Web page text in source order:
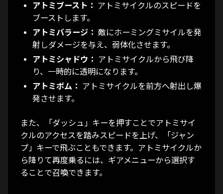
アトミブースト： アトミサイクルのスピードを
ブーストします。
アトミバラージ：敵にホーミングミサイルを発
射しダメージを与え、弱体化させます。
アトミシャドウ： アトミサイクルから飛び降
り、一時的に透明になります。
アトミボム： アトミサイクルを前方へ射出し爆
発させます。
また、「ダッシュ」キーを押すことでアトミサイ
クルのアクセスを踏みスピードを上げ、「ジャン
プ」キーで飛ぶこともできます。アトミサイクルか
ら降りて再度乗るには、ギアメニューから選択す
ることで召喚できます。